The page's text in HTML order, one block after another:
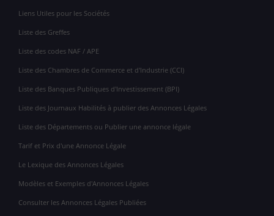
Liens Utiles pour les Sociétés
Liste des Greffes
Liste des codes NAF / APE
Liste des Chambres de Commerce et d'Industrie (CCI)
Liste des Banques Publiques d'Investissement (BPI)
Liste des Journaux Habilités à publier des Annonces Légales
Liste des Départements ou Publier une annonce légale
Tarif et Prix d'une Annonce Légale
Le Lexique des Annonces Légales
Modèles et Exemples d'Annonces Légales
Consulter les Annonces Légales Publiées